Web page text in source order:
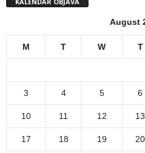
August
M T W T
3 4 5 6
10 11 12 13
17 18 19 20